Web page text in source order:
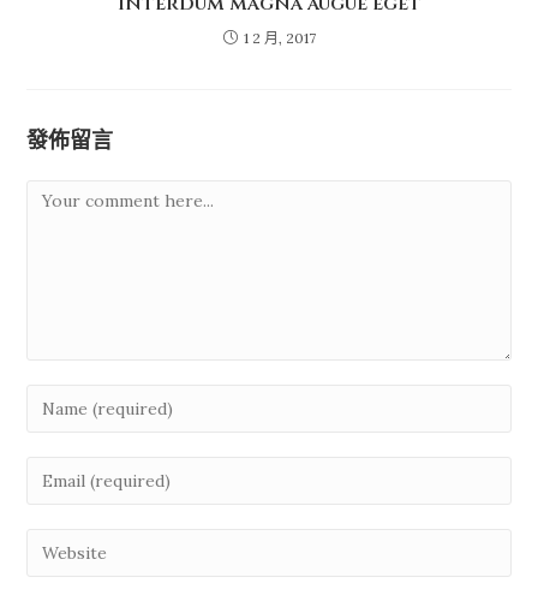
1 2 月, 2017
發佈留言
Comment
Enter
or
to
Enter
address
Enter